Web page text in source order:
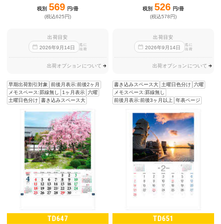
税別 569 円/冊
(税込625円)
出荷目安
2026年9 月14日
迄に
出荷
出荷オプションについて
早期出荷割引対象
前後月表示:前後2ヶ月
メモスペース:罫線無し
1ヶ月表示 六曜
土曜日色分け
書き込みスペース大
税別 526 円/冊
(税込578円)
出荷目安
2026年9 月14日
迄に
出荷
出荷オプションについて
書き込みスペース大 土曜日色分け
六曜
メモスペース:罫線無し
前後月表示:前後3ヶ月以上 年表ページ
TD647 TD651